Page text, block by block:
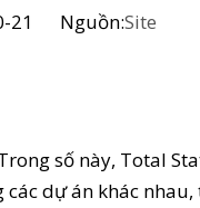
21 Nguồn:Site
số này, Total
dự án khác nhau,